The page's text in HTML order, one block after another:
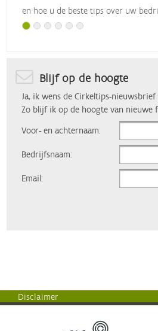
en hoe u de beste tips over uw
Blijf op de hoogte
Ja, ik wens de Cirkeltips-nieuwsbrief
Zo blijf ik op de hoogte van nieuwe
Voor- en achternaam:
Bedrijfsnaam:
Email:
Disclaimer